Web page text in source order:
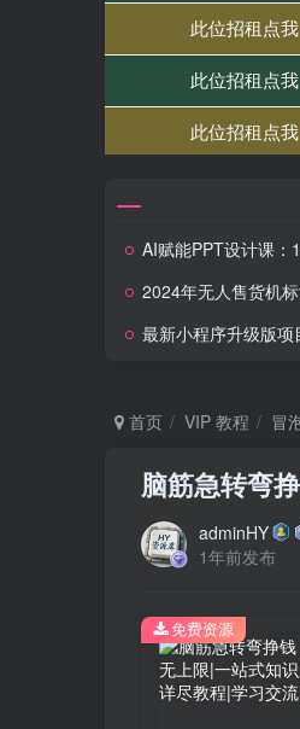
AI赋能PPT设计课：14节干
2024年无人售货机标注
最新小程序升级版项目，
首页 VIP 教程 冒
脑筋急转弯
adminHY
1年前发布
免费资源